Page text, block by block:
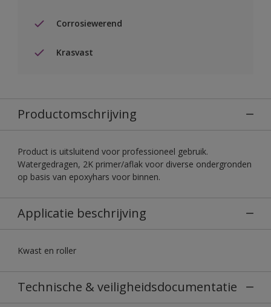
Corrosiewerend
Krasvast
Productomschrijving
Product is uitsluitend voor professioneel gebruik.
Watergedragen, 2K primer/aflak voor diverse ondergronden
op basis van epoxyhars voor binnen.
Applicatie beschrijving
Kwast en roller
Technische & veiligheidsdocumentatie